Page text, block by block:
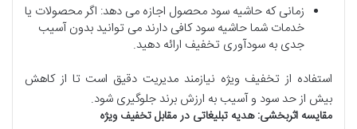
زمانی که حاشیه سود محصول اجازه می دهد: اگر محصولات یا
خدمات شما حاشیه سود کافی دارند می توانید بدون آسیب
جدی به سودآوری تخفیف ارائه دهید.
استفاده از تخفیف ویژه نیازمند مدیریت دقیق است تا از کاهش
بیش از حد سود و آسیب به ارزش برند جلوگیری شود.
مقایسه اثربخشی:هدیه تبلیغاتی درمقابلتخفیف ویژه